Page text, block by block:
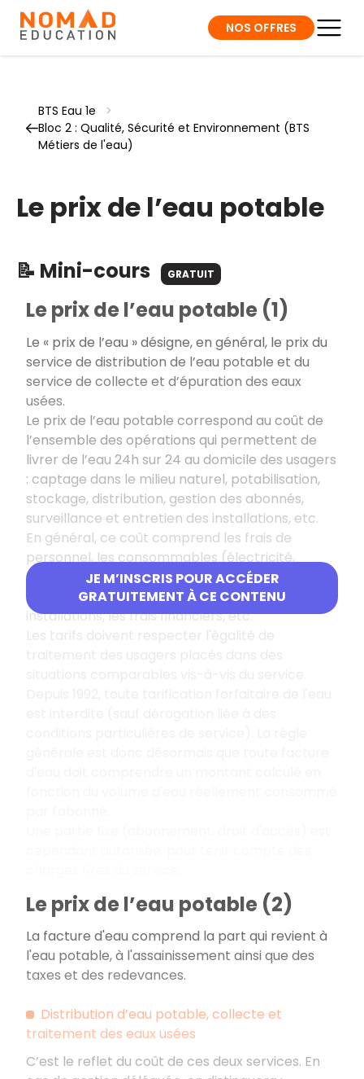
NOS OFFRES
BTS Eau 1e
>
Bloc 2 : Qualité, Sécurité et Environnement (BTS
Métiers de l'eau)
Le prix de l’eau potable
📝 Mini-cours GRATUIT
JE M’INSCRIS POUR ACCÉDER
GRATUITEMENT À CE CONTENU
Le prix de l’eau potable (1)
Le « prix de l’eau » désigne, en général, le prix du
service de distribution de l’eau potable et du
service de collecte et d’épuration des eaux
usées.
Le prix de l’eau potable correspond au coût de
l’ensemble des opérations qui permettent de
livrer de l’eau 24h sur 24 au domicile des usagers
: captage dans le milieu naturel, potabilisation,
stockage, distribution, gestion des abonnés,
surveillance et entretien des installations, etc.
En général, ce coût comprend les frais de
personnel, les consommables (électricité,
produits de traitement, fournitures…), la sous-
traitance éventuelle, l’amortissement des
installations, les frais financiers, etc.
Les tarifs doivent respecter l'égalité de
Le prix de l’eau potable (2)
La facture d'eau comprend la part qui revient à
l'eau potable, à l'assainissement ainsi que des
taxes et des redevances.
Distribution d’eau potable, collecte et
traitement des eaux usées
C’est le reflet du coût de ces deux services. En